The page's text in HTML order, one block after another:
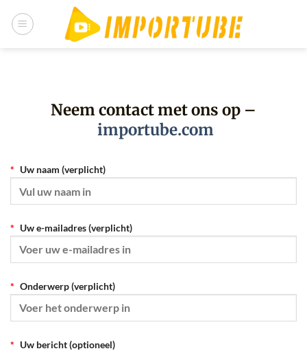
naar
Neem contact met ons op –
importube.com
Uw naam (verplicht)
Uw e-mailadres (verplicht)
Onderwerp (verplicht)
Uw bericht (optioneel)